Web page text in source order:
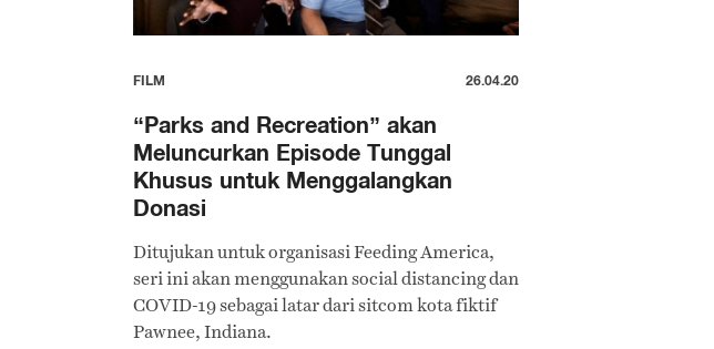
FILM 26.04.20
“Parks and Recreation” akan
Meluncurkan Episode Tunggal
Khusus untuk Menggalangkan
Donasi
Ditujukan untuk organisasi Feeding America,
seri ini akan menggunakan social distancing dan
COVID-19 sebagai latar dari sitcom kota fiktif
Pawnee, Indiana.